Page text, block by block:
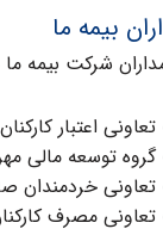
بیمه ما
شرکت بیمه
اعتبار
توسعه مالی
خردمندان
مصرف